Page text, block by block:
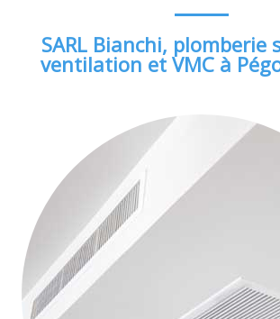
SARL Bianchi, plomberie
ventilation et VMC à